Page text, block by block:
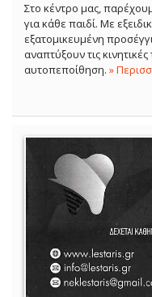
Στο κέντρο μας,
για κάθε παιδί. Με
εξατομικευμένη
αναπτύξουν τις
αυτοπεποίθηση. »